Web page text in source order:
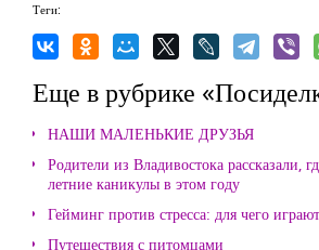
Теги:
Еще в рубрике
НАШИ МАЛЕНЬКИЕ ДРУЗЬЯ
Родители из Владивостока рассказали,
летние каникулы в этом году
Гейминг против стресса: для чего
Путешествия с питомцами